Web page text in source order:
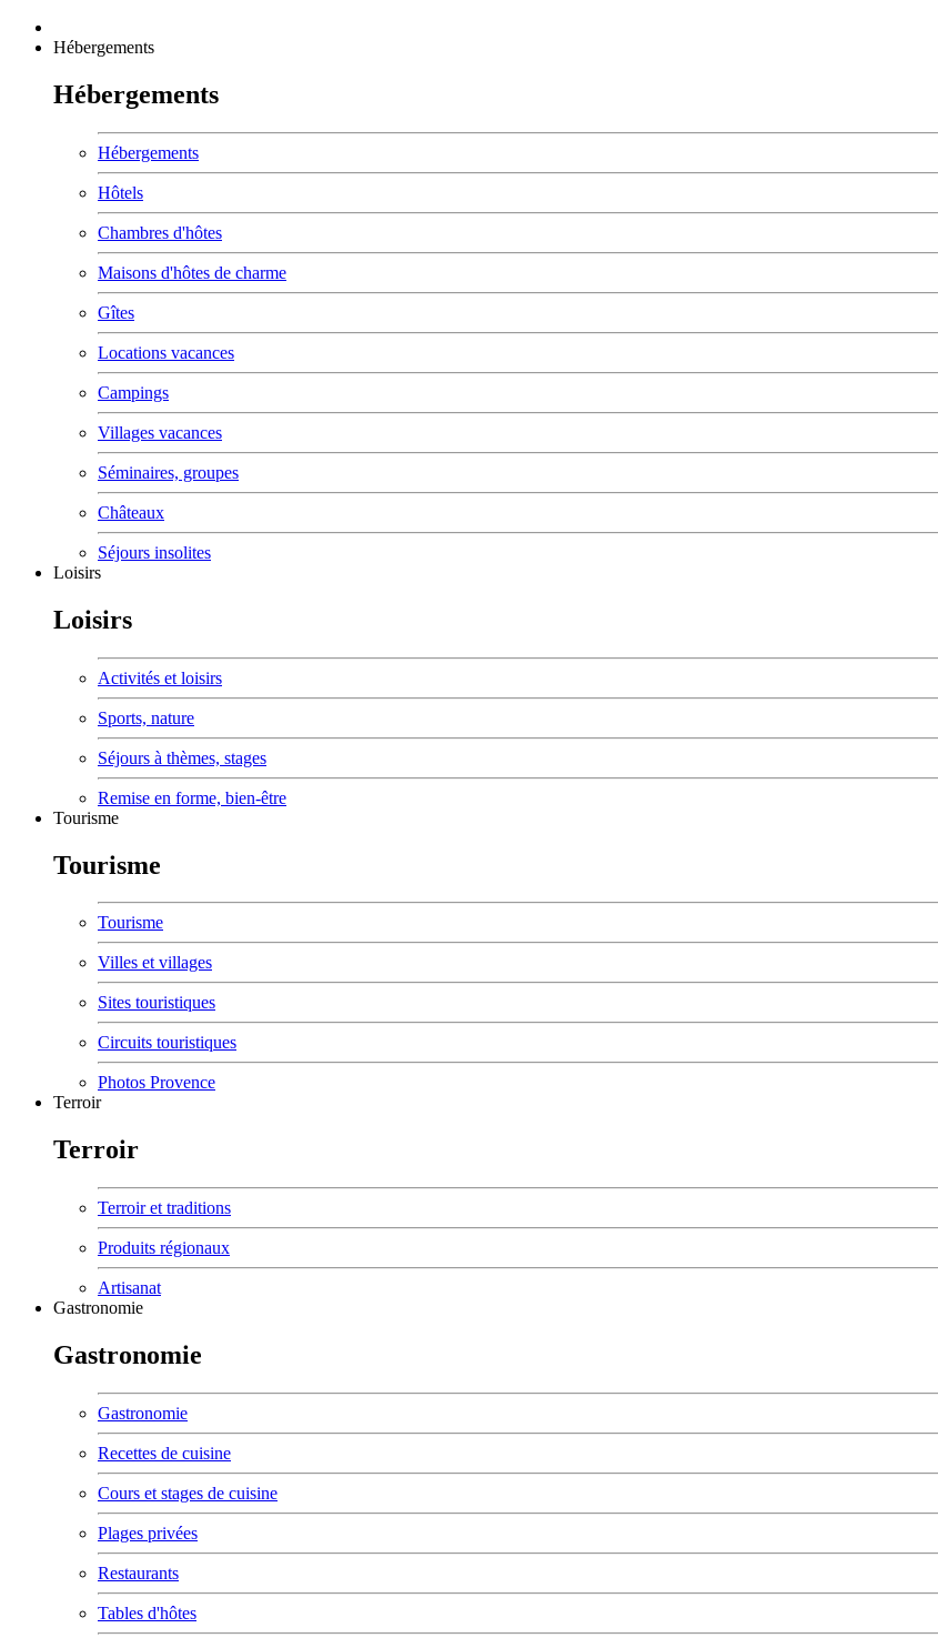
Hébergements
Hébergements
Hébergements
Hôtels
Chambres d'hôtes
Maisons d'hôtes de charme
Gîtes
Locations vacances
Campings
Villages vacances
Séminaires, groupes
Châteaux
Séjours insolites
Loisirs
Loisirs
Activités et loisirs
Sports, nature
Séjours à thèmes, stages
Remise en forme, bien-être
Tourisme
Tourisme
Tourisme
Villes et villages
Sites touristiques
Circuits touristiques
Photos Provence
Terroir
Terroir
Terroir et traditions
Produits régionaux
Artisanat
Gastronomie
Gastronomie
Gastronomie
Recettes de cuisine
Cours et stages de cuisine
Plages privées
Restaurants
Tables d'hôtes